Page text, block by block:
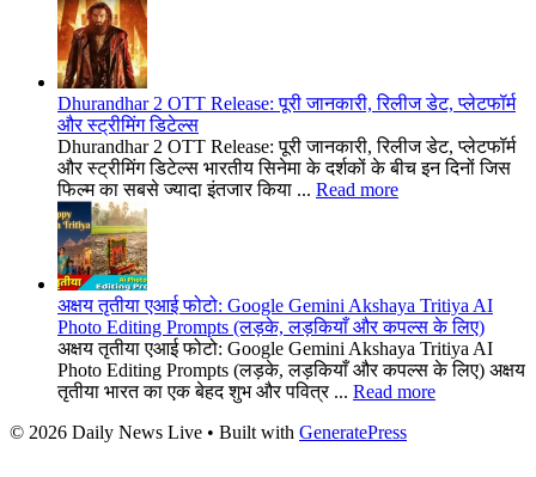
Dhurandhar 2 OTT Release: पूरी जानकारी, रिलीज डेट, प्लेटफॉर्म
और स्ट्रीमिंग डिटेल्स
Dhurandhar 2 OTT Release: पूरी जानकारी, रिलीज डेट, प्लेटफॉर्म
और स्ट्रीमिंग डिटेल्स भारतीय सिनेमा के दर्शकों के बीच इन दिनों जिस
फिल्म का सबसे ज्यादा इंतजार किया ... Read more
अक्षय तृतीया एआई फोटो: Google Gemini Akshaya Tritiya AI
Photo Editing Prompts (लड़के, लड़कियाँ और कपल्स के लिए)
अक्षय तृतीया एआई फोटो: Google Gemini Akshaya Tritiya AI
Photo Editing Prompts (लड़के, लड़कियाँ और कपल्स के लिए) अक्षय
तृतीया भारत का एक बेहद शुभ और पवित्र ... Read more
© 2026 Daily News Live • Built with GeneratePress